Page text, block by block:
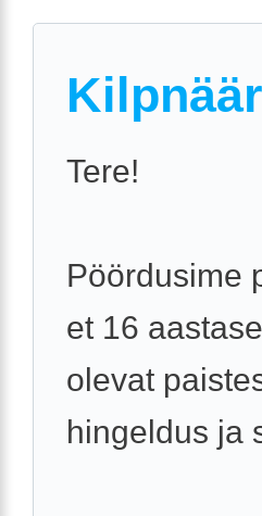
Tere!
Pöördusime
et 16
olevat
hingeldus ja